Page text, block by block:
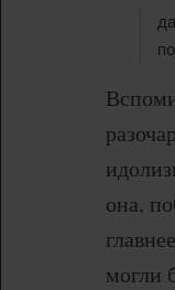
она,
могли